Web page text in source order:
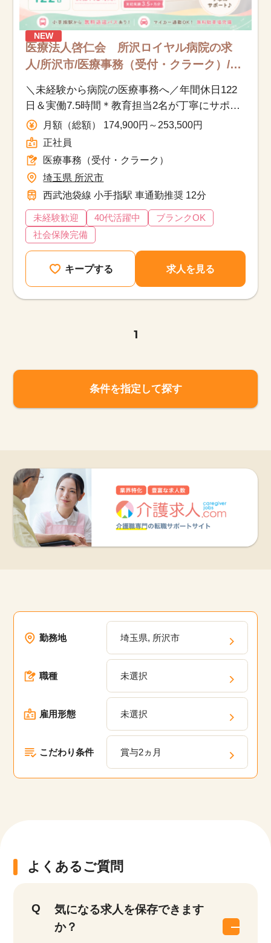
人材をお探しの医療機関・企業様
運営会社
NEW
医療法人啓仁会 所沢ロイヤル病院の求
人/所沢市/医療事務（受付・クラーク）/正
＼未経験から病院の医療事務へ／年間休日122
日＆実働7.5時間＊教育担当2名が丁寧にサポー
ト♪小手指駅より無料送迎バスあり★
月額（総額） 174,900円～253,500円
正社員
医療事務（受付・クラーク）
埼玉県 所沢市
西武池袋線 小手指駅 車通勤推奨 12分
未経験歓迎 40代活躍中
ブランクOK
社会保険完備
キープする 求人を見る
1
条件を指定して探す
勤務地 埼玉県, 所沢市
職種 未選択
雇用形態 未選択
こだわり条件 賞与2ヵ月
よくあるご質問
気になる求人を保存できます
か？